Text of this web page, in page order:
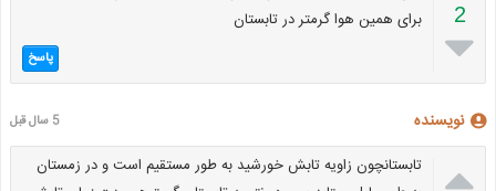
2

برای همین هوا گرمتر در تابستان
پاسخ
نویسنده 5 سال قبل

تابستانچون زاویه تابش خورشید به طور مستقیم است و در زمستان